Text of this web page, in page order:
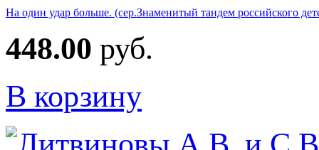
На один удар больше. (сер.Знаменитый тандем российского
448.00 руб.
В корзину